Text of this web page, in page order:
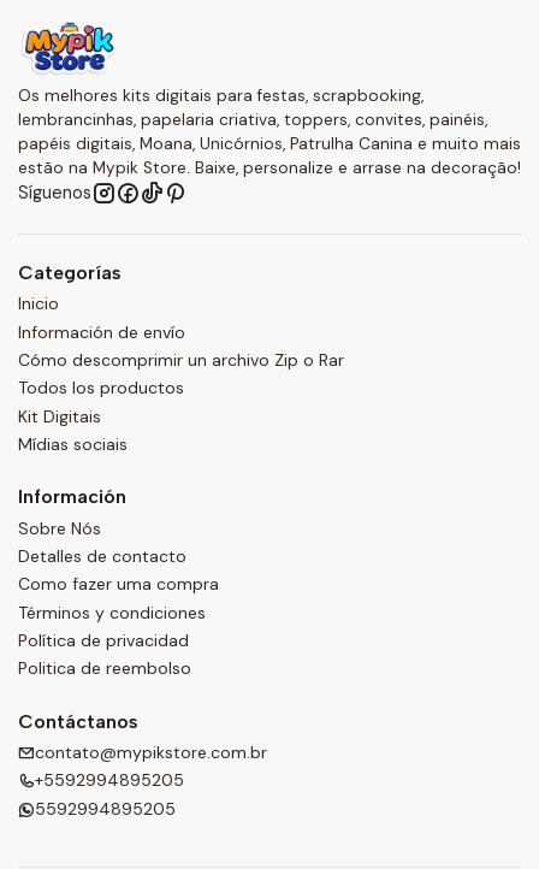
Os melhores kits digitais para festas, scrapbooking,
lembrancinhas, papelaria criativa, toppers, convites, painéis,
papéis digitais, Moana, Unicórnios, Patrulha Canina e muito mais
estão na Mypik Store. Baixe, personalize e arrase na decoração!
Síguenos
Categorías
Inicio
Información de envío
Cómo descomprimir un archivo Zip o Rar
Todos los productos
Kit Digitais
Mídias sociais
Información
Sobre Nós
Detalles de contacto
Como fazer uma compra
Términos y condiciones
Política de privacidad
Politica de reembolso
Contáctanos
contato@mypikstore.com.br
+5592994895205
5592994895205